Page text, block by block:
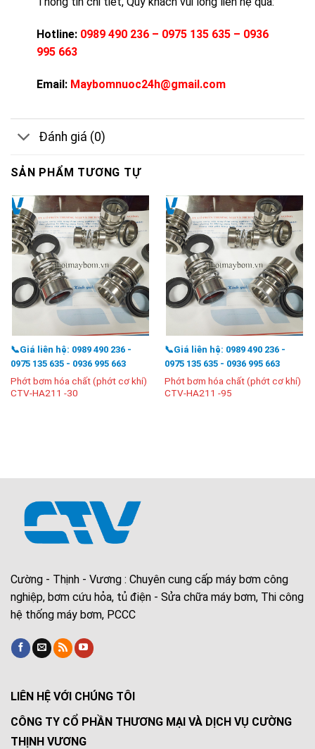
Hotline: 0989 490 236 – 0975 135 635 – 0936
995 663
Email: Maybomnuoc24h@gmail.com
Đánh giá (0)
SẢN PHẨM TƯƠNG TỰ
📞Giá liên hệ: 0989 490 236 -
0975 135 635 - 0936 995 663
Phớt bơm hóa chất (phớt cơ khí)
CTV-HA211 -30
📞Giá liên hệ: 0989 490 236 -
0975 135 635 - 0936 995 663
Phớt bơm hóa chất (phớt cơ khí)
CTV-HA211 -95
Cường - Thịnh - Vương : Chuyên cung cấp máy bơm công
nghiệp, bơm cứu hỏa, tủ điện - Sửa chữa máy bơm, Thi công
hệ thống máy bơm, PCCC
LIÊN HỆ VỚI CHÚNG TÔI
CÔNG TY CỔ PHẦN THƯƠNG MẠI VÀ DỊCH VỤ CƯỜNG
THỊNH VƯƠNG